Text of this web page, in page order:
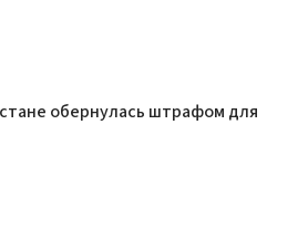
обернулась штрафом для